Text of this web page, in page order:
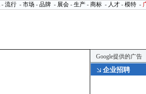
- 流行 - 市场 - 品牌 - 展会 - 生产 - 商标 - 人才 - 模特 -
Google提供的广告
企业招聘